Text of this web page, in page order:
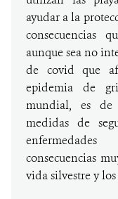
ayudar a la
consecuencias
aunque sea no
de covid que
epidemia de
mundial, es de
medidas de
consecuencias
vida silvestre y los